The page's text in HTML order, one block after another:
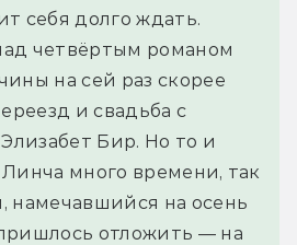
себя долго ждать.
четвёртым романом
на сей раз скорее
и свадьба с
Бир. Но то и
Линча много времени, так
намечавшийся на осень
отложить — на